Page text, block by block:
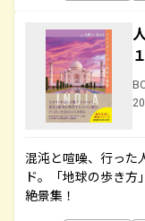
混沌と喧噪、行った
ド。「地球の歩き
絶景集！